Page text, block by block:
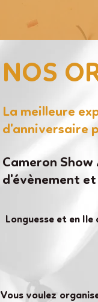
NOS
La meilleure
d'anniversaire
Cameron
d'évènement
Longuesse et en
Vous voulez